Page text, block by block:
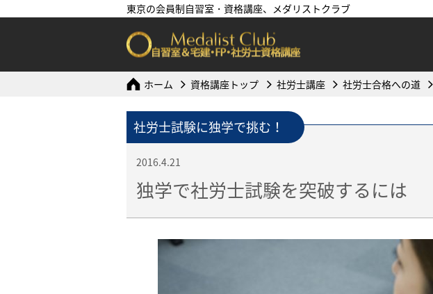
東京の会員制自習室・資格講座、メダリストクラブ
ホーム 資格講座トップ 社労士講座 社労士合格への道
社労士試験に独学で挑む！
2016.4.21
独学で社労士試験を突破するには